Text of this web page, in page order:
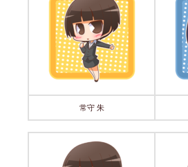
常守 朱